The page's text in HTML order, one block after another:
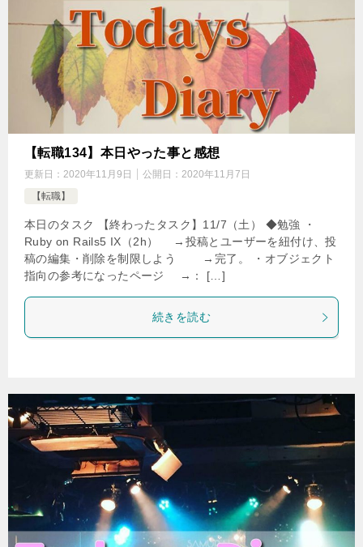
【転職134】本日やった事と感想
更新日： 2020年11月9日 公開日： 2020年11月7日
【転職】
本日のタスク 【終わったタスク】11/7（土） ◆勉強 ・
Ruby on Rails5 IX（2h） →投稿とユーザーを紐付け、投
稿の編集・削除を制限しよう →完了。 ・オブジェクト
指向の参考になったページ →： […]
続きを読む